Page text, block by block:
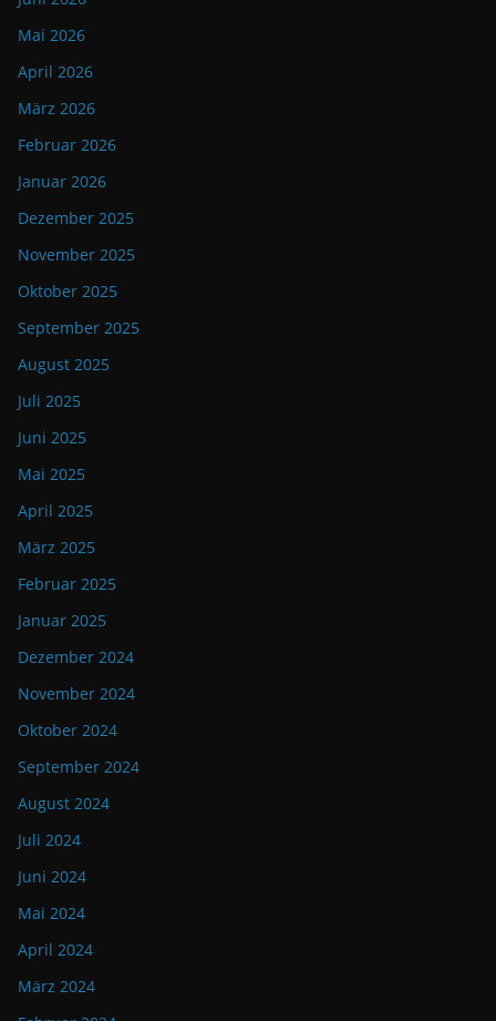
Mai 2026
April 2026
März 2026
Februar 2026
Januar 2026
Dezember 2025
November 2025
Oktober 2025
September 2025
August 2025
Juli 2025
Juni 2025
Mai 2025
April 2025
März 2025
Februar 2025
Januar 2025
Dezember 2024
November 2024
Oktober 2024
September 2024
August 2024
Juli 2024
Juni 2024
Mai 2024
April 2024
März 2024